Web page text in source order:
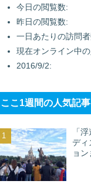
今日の閲覧数:
昨日の閲覧数:
一日あたりの訪問
現在オンライン中
2016/9/2:
ここ1週間の人気記事
「
ディ
ョ